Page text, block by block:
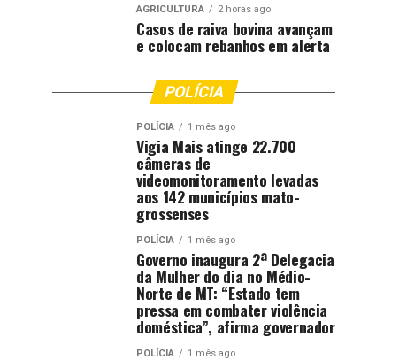
AGRICULTURA 2 horas ago
Casos de raiva bovina avançam
e colocam rebanhos em alerta
POLÍCIA
POLÍCIA 1 mês ago
Vigia Mais atinge 22.700
câmeras de
videomonitoramento levadas
aos 142 municípios mato-
grossenses
POLÍCIA 1 mês ago
Governo inaugura 2ª Delegacia
da Mulher do dia no Médio-
Norte de MT: “Estado tem
pressa em combater violência
doméstica”, afirma governador
POLÍCIA 1 mês ago